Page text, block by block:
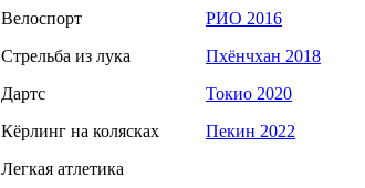
Велоспорт
Стрельба из лука
Дартс
Кёрлинг на колясках
Легкая атлетика
РИО 2016
Пхёнчхан 2018
Токио 2020
Пекин 2022